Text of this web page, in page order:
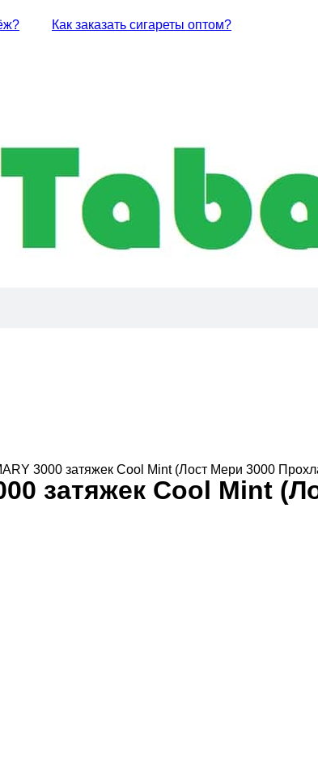
Как заказать сигареты оптом?
3000 затяжек Cool Mint (Лост Мери 3000
затяжек Cool Mint